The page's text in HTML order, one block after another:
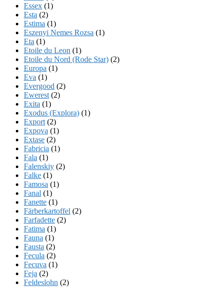
Essex (1)
Esta (2)
Estima (1)
Eszenyi Nemes Rozsa (1)
Eta (1)
Etoile du Leon (1)
Etoile du Nord (Rode Star) (2)
Europa (1)
Eva (1)
Evergood (2)
Ewerest (2)
Exita (1)
Exodus (Explora) (1)
Export (2)
Expova (1)
Extase (2)
Fabricia (1)
Fala (1)
Falenskiy (2)
Falke (1)
Famosa (1)
Fanal (1)
Fanette (1)
Färberkartoffel (2)
Farfadette (2)
Fatima (1)
Fauna (1)
Fausta (2)
Fecula (2)
Fecuva (1)
Feja (2)
Feldeslohn (2)